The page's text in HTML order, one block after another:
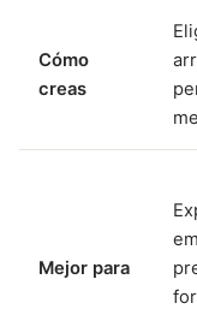
Cómo
creas
Mejor para